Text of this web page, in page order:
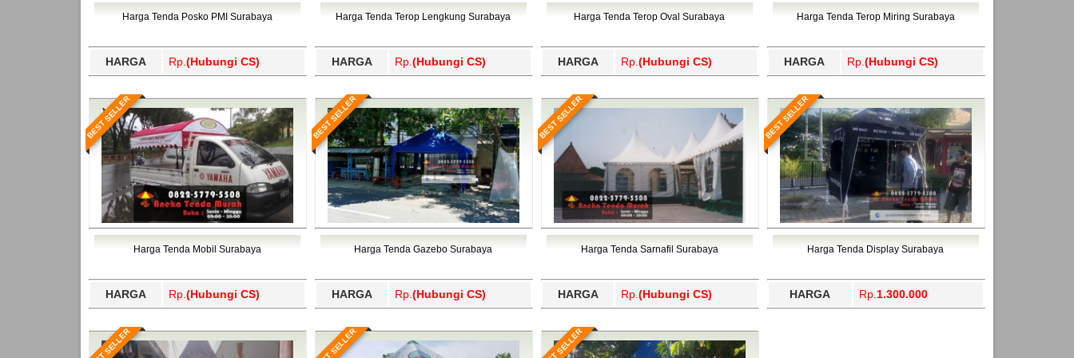
Bawang Barat, Tulangbawang, Tulungagung, Wajo, Wakatobi, Waropen, Way Kanan, Wonogiri, Wonosobo, Yahukimo, Yalimo, Yogyakarta.
Harga Tenda Posko PMI Surabaya
HARGA Rp. (Hubungi CS)
Harga Tenda Terop Lengkung Surabaya
HARGA Rp. (Hubungi CS)
Harga Tenda Terop Oval Surabaya
HARGA Rp. (Hubungi CS)
Harga Tenda Terop Miring Surabaya
HARGA Rp. (Hubungi CS)
BEST SELLER
Harga Tenda Mobil Surabaya
HARGA Rp. (Hubungi CS)
BEST SELLER
Harga Tenda Gazebo Surabaya
HARGA Rp. (Hubungi CS)
BEST SELLER
Harga Tenda Sarnafil Surabaya
HARGA Rp. (Hubungi CS)
BEST SELLER
Harga Tenda Display Surabaya
HARGA Rp. 1.300.000